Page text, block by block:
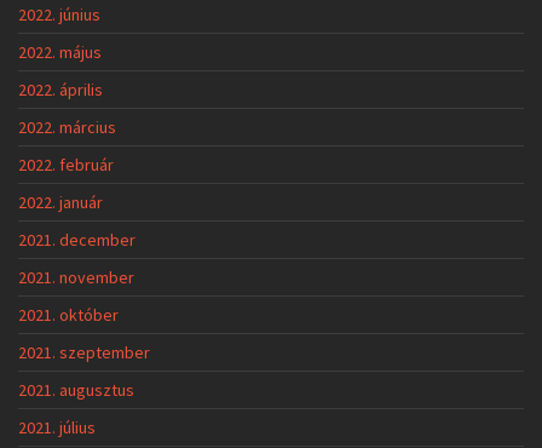
2022. június
2022. május
2022. április
2022. március
2022. február
2022. január
2021. december
2021. november
2021. október
2021. szeptember
2021. augusztus
2021. július